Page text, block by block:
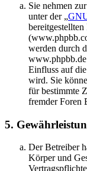
Sie nehmen
unter der „
werden durch
Einfluss auf
wird. Sie
für bestimmte
fremder Foren
5.
Der Betreiber
Körper und